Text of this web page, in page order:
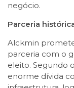
negócio.
Parceria
Alckmin
parceria com o
eleito. Segundo
enorme dívida